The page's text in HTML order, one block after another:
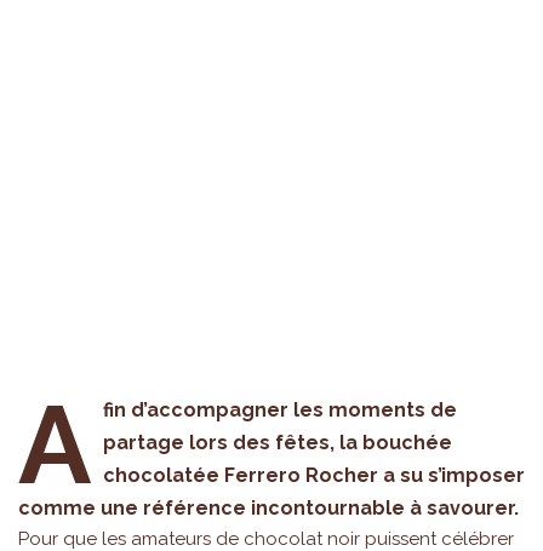
A fin d’accompagner les moments de
partage lors des fêtes, la bouchée
chocolatée Ferrero Rocher a su s’imposer
comme une référence incontournable à savourer.
Pour que les amateurs de chocolat noir puissent célébrer